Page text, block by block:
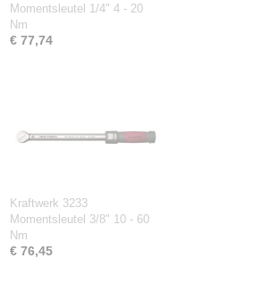
Momentsleutel 1/4" 4 - 20
Nm
€ 77,74
Kraftwerk 3233
Momentsleutel 3/8" 10 - 60
Nm
€ 76,45